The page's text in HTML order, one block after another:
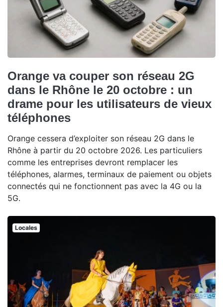
Orange va couper son réseau 2G
dans le Rhône le 20 octobre : un
drame pour les utilisateurs de vieux
téléphones
Orange cessera d’exploiter son réseau 2G dans le
Rhône à partir du 20 octobre 2026. Les particuliers
comme les entreprises devront remplacer les
téléphones, alarmes, terminaux de paiement ou objets
connectés qui ne fonctionnent pas avec la 4G ou la
5G.
Locales